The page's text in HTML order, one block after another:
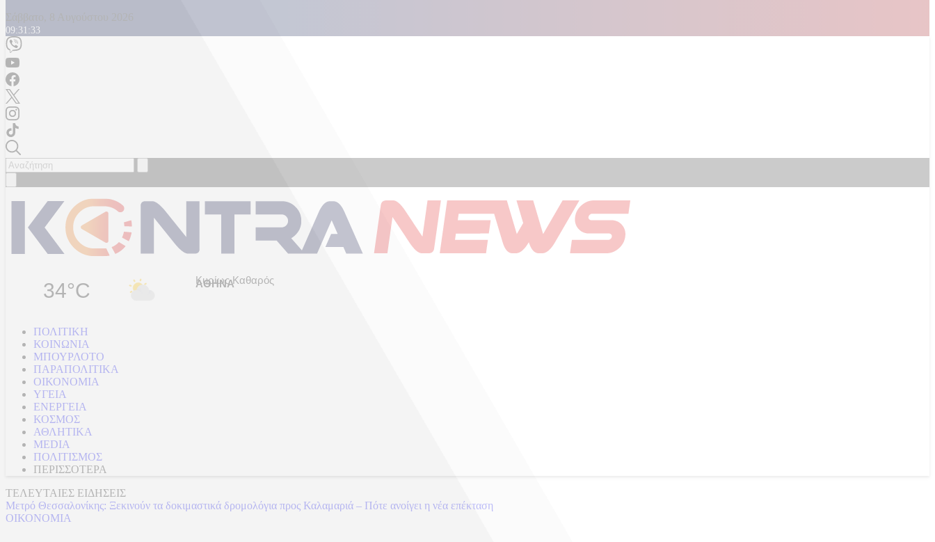
09:31:35
34°C Κυρίως Καθαρός
ΠΟΛΙΤΙΚΗ
ΚΟΙΝΩΝΙΑ
ΜΠΟΥΡΛΟΤΟ
ΠΑΡΑΠΟΛΙΤΙΚΑ
ΟΙΚΟΝΟΜΙΑ
ΥΓΕΙΑ
ΕΝΕΡΓΕΙΑ
ΚΟΣΜΟΣ
ΑΘΛΗΤΙΚΑ
MEDIA
ΠΟΛΙΤΙΣΜΟΣ
ΠΕΡΙΣΣΟΤΕΡΑ
ΤΕΛΕΥΤΑΙΕΣ ΕΙΔΗΣΕΙΣ
Μετρό Θεσσαλονίκης: Ξεκινούν τα δοκιμαστικά δρομολόγια προς Καλαμαριά – Πότε ανοίγει η νέα επέκταση
ΟΙΚΟΝΟΜΙΑ